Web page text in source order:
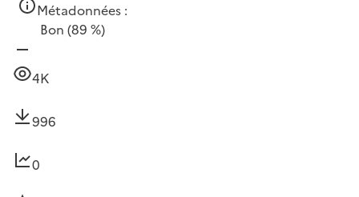
Métadonnées :
Bon (89 %)
4K
996
0